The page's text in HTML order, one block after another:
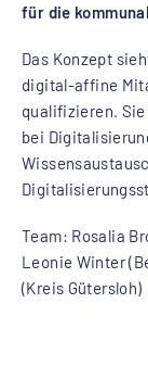
für die
Das Konzept
digital-affine
qualifizieren.
bei
Team: Rosalia
Leonie Winter
(Kreis Gütersloh)